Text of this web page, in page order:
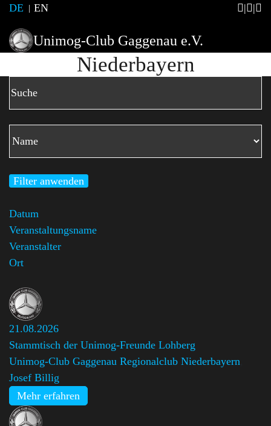
DE EN
Unimog-Club Gaggenau e.V.
Niederbayern
Filter anwenden
Datum
Veranstaltungsname
Veranstalter
Ort
21.08.2026
Stammtisch der Unimog-Freunde Lohberg
Unimog-Club Gaggenau Regionalclub Niederbayern
Josef Billig
Mehr erfahren